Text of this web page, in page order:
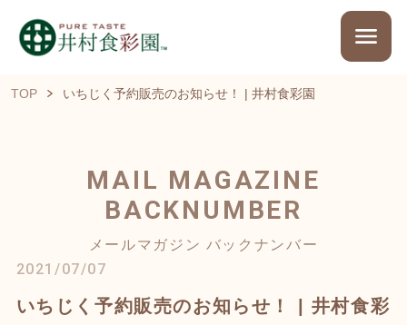
TOP いちじく予約販売のお知らせ！ | 井村食彩園
MAIL MAGAZINE
BACKNUMBER
メールマガジン バックナンバー
2021/07/07
いちじく予約販売のお知らせ！ | 井村食彩